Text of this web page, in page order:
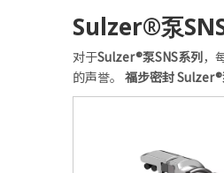
Sulzer®泵
对于Sulzer®泵SNS系列，
的声誉。 福步密封Sulzer®